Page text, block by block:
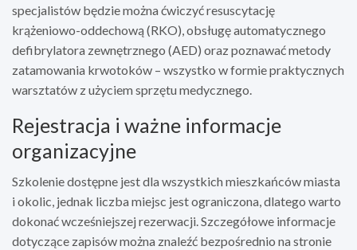
specjalistów będzie można ćwiczyć resuscytację
krążeniowo-oddechową (RKO), obsługę automatycznego
defibrylatora zewnętrznego (AED) oraz poznawać metody
zatamowania krwotoków – wszystko w formie praktycznych
warsztatów z użyciem sprzętu medycznego.
Rejestracja i ważne informacje
organizacyjne
Szkolenie dostępne jest dla wszystkich mieszkańców miasta
i okolic, jednak liczba miejsc jest ograniczona, dlatego warto
dokonać wcześniejszej rezerwacji. Szczegółowe informacje
dotyczące zapisów można znaleźć bezpośrednio na stronie